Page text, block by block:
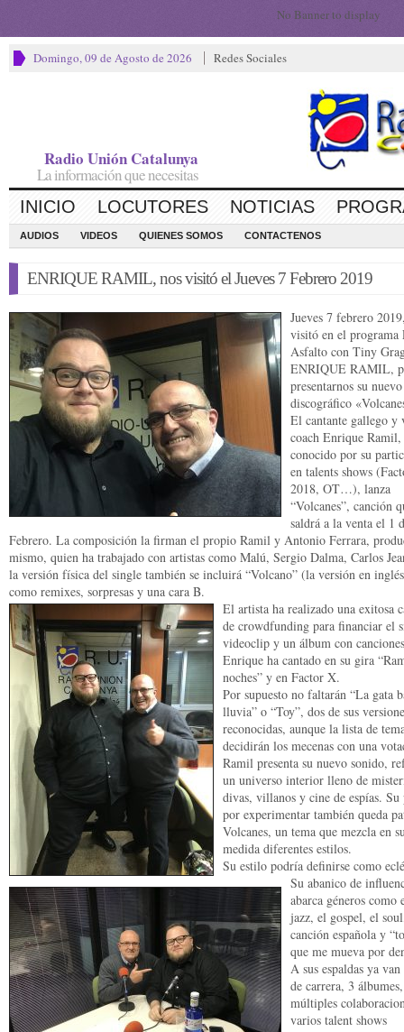
No Banner to display
Domingo, 09 de Agosto de 2026 Redes Sociales
Radio Unión Catalunya
La información que necesitas
INICIO LOCUTORES NOTICIAS
AUDIOS VIDEOS QUIENES SOMOS CONTACTENOS
ENRIQUE RAMIL, nos visitó el Jueves 7 Febrero 2019
Jueves 7 febrero
visitó en el programa
Asfalto con Tiny
ENRIQUE RAMIL,
presentarnos su
discográfico
El cantante gallego y
coach Enrique Ramil,
conocido por su
en talents shows
2018, OT…), lanza
“Volcanes”, canción
saldrá a la venta el 1
Febrero. La composición la firman el propio Ramil y Antonio Ferrara,
mismo, quien ha trabajado con artistas como Malú, Sergio Dalma, Carlos
la versión física del single también se incluirá “Volcano” (la versión en
como remixes, sorpresas y una cara B.
El artista ha realizado una exitosa
de crowdfunding para financiar el
videoclip y un álbum con
Enrique ha cantado en su gira
noches” y en Factor X.
Por supuesto no faltarán “La gata
lluvia” o “Toy”, dos de sus
reconocidas, aunque la lista de
decidirán los mecenas con una
Ramil presenta su nuevo sonido,
un universo interior lleno de
divas, villanos y cine de espías. Su
por experimentar también queda
Volcanes, un tema que mezcla en
medida diferentes estilos.
Su estilo podría definirse como
Su abanico de
abarca géneros como
jazz, el gospel, el
canción española y
que me mueva por
A sus espaldas ya
de carrera, 3 álbumes,
múltiples
varios talent shows